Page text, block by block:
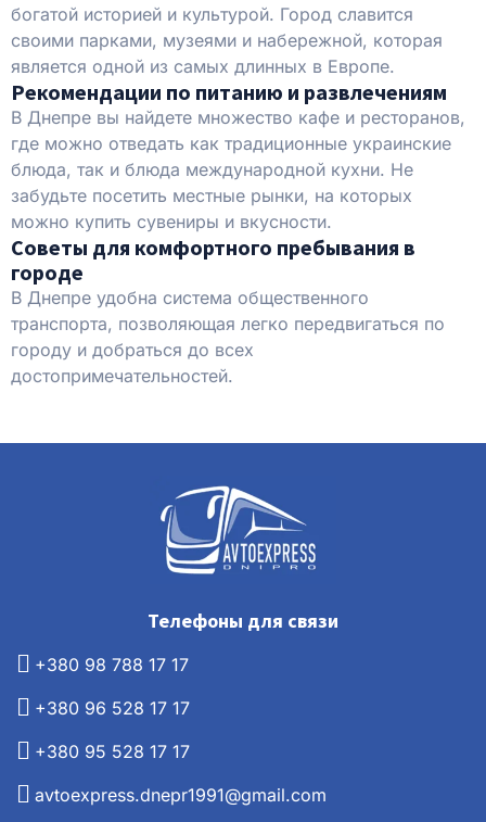
богатой историей и культурой. Город славится
своими парками, музеями и набережной, которая
является одной из самых длинных в Европе.
Рекомендации по питанию и развлечениям
В Днепре вы найдете множество кафе и ресторанов,
где можно отведать как традиционные украинские
блюда, так и блюда международной кухни. Не
забудьте посетить местные рынки, на которых
можно купить сувениры и вкусности.
Советы для комфортного пребывания в
городе
В Днепре удобна система общественного
транспорта, позволяющая легко передвигаться по
городу и добраться до всех
достопримечательностей.
Телефоны для связи
+380 98 788 17 17
+380 96 528 17 17
+380 95 528 17 17
avtoexpress.dnepr1991@gmail.com